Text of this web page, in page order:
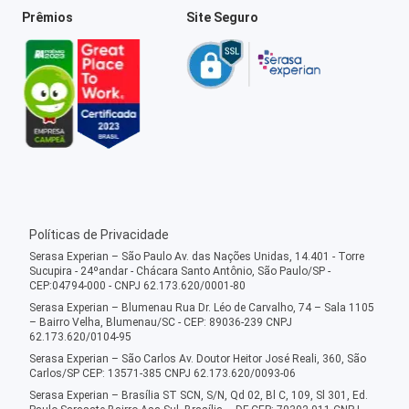
Prêmios Site Seguro
Políticas de Privacidade
Serasa Experian – São Paulo Av. das Nações Unidas, 14.401 - Torre
Sucupira - 24ºandar - Chácara Santo Antônio, São Paulo/SP -
CEP:04794-000 - CNPJ 62.173.620/0001-80
Serasa Experian – Blumenau Rua Dr. Léo de Carvalho, 74 – Sala 1105
– Bairro Velha, Blumenau/SC - CEP: 89036-239 CNPJ
62.173.620/0104-95
Serasa Experian – São Carlos Av. Doutor Heitor José Reali, 360, São
Carlos/SP CEP: 13571-385 CNPJ 62.173.620/0093-06
Serasa Experian – Brasília ST SCN, S/N, Qd 02, Bl C, 109, Sl 301, Ed.